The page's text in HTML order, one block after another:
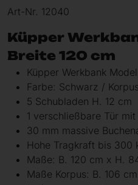
Art-Nr. 12040
Küpper
Breite 120 cm
Küpper Werkbank
Farbe: Schwarz /
5 Schubladen H. 12 cm
1 verschließbare Tür
30 mm massive
Hohe Tragkraft bis 300
Maße: B. 120 cm x H.
Maße Korpus: B. 106